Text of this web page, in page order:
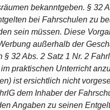
bekanntgeben. § 32
bei Fahrschulen zu
sein müssen. Diese
außerhalb der
32 Abs. 2 Satz 1 Nr. 2
praktischen Unterricht
ist ersichtlich nicht
dem Inhaber der
Angaben zu seinen